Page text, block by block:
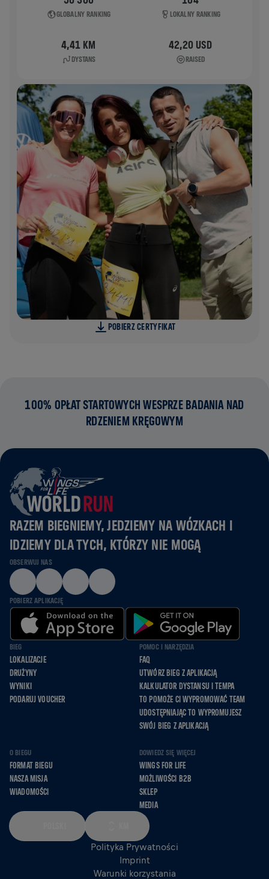
GLOBALNY RANKING LOKALNY RANKING
4,41 KM
DYSTANS
42,20 USD
RAISED
POBIERZ CERTYFIKAT
100% OPŁAT STARTOWYCH WESPRZE BADANIA NAD
RDZENIEM KRĘGOWYM
RAZEM BIEGNIEMY, JEDZIEMY NA WÓZKACH I
IDZIEMY DLA TYCH, KTÓRZY NIE MOGĄ
OBSERWUJ NAS
POBIERZ APLIKACJĘ
BIEG
LOKALIZACJE
DRUŻYNY
WYNIKI
PODARUJ VOUCHER
POMOC I NARZĘDZIA
FAQ
UTWÓRZ BIEG Z APLIKACJĄ
KALKULATOR DYSTANSU I TEMPA
TO POMOŻE CI WYPROMOWAĆ TEAM
UDOSTĘPNIAJĄC TO WYPROMUJESZ
SWÓJ BIEG Z APLIKACJĄ
O BIEGU
FORMAT BIEGU
NASZA MISJA
WIADOMOŚCI
DOWIEDZ SIĘ WIĘCEJ
WINGS FOR LIFE
MOŻLIWOŚCI B2B
SKLEP
MEDIA
Polityka Prywatności
Imprint
Warunki korzystania